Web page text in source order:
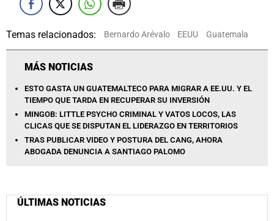
Temas relacionados: Bernardo Arévalo EEUU Guatemala
MÁS NOTICIAS
ESTO GASTA UN GUATEMALTECO PARA MIGRAR A EE.UU. Y EL
TIEMPO QUE TARDA EN RECUPERAR SU INVERSIÓN
MINGOB: LITTLE PSYCHO CRIMINAL Y VATOS LOCOS, LAS
CLICAS QUE SE DISPUTAN EL LIDERAZGO EN TERRITORIOS
TRAS PUBLICAR VIDEO Y POSTURA DEL CANG, AHORA
ABOGADA DENUNCIA A SANTIAGO PALOMO
ÚLTIMAS NOTICIAS